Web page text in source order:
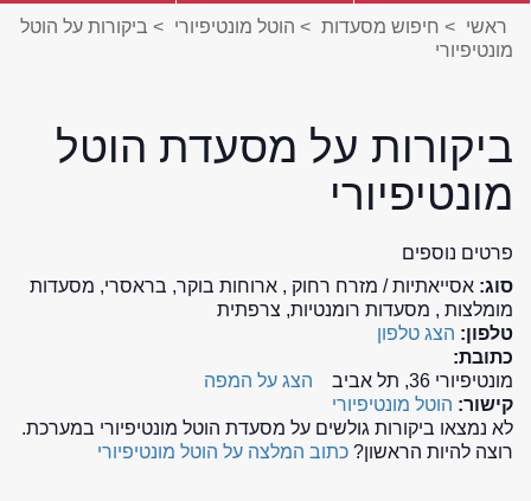
ראשי > חיפוש מסעדות > הוטל מונטיפיורי > ביקורות על הוטל
מונטיפיורי
ביקורות על מסעדת הוטל
מונטיפיורי
פרטים נוספים
סוג: אסייאתיות / מזרח רחוק , ארוחות בוקר, בראסרי, מסעדות
מומלצות , מסעדות רומנטיות, צרפתית
טלפון: הצג טלפון
כתובת:
מונטיפיורי 36, תל אביב
הצג על המפה
קישור: הוטל מונטיפיורי
לא נמצאו ביקורות גולשים על מסעדת הוטל מונטיפיורי במערכת.
רוצה להיות הראשון? כתוב המלצה על הוטל מונטיפיורי